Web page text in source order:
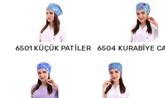
6501 KÜÇÜK PATİLER 6504 KURABİYE